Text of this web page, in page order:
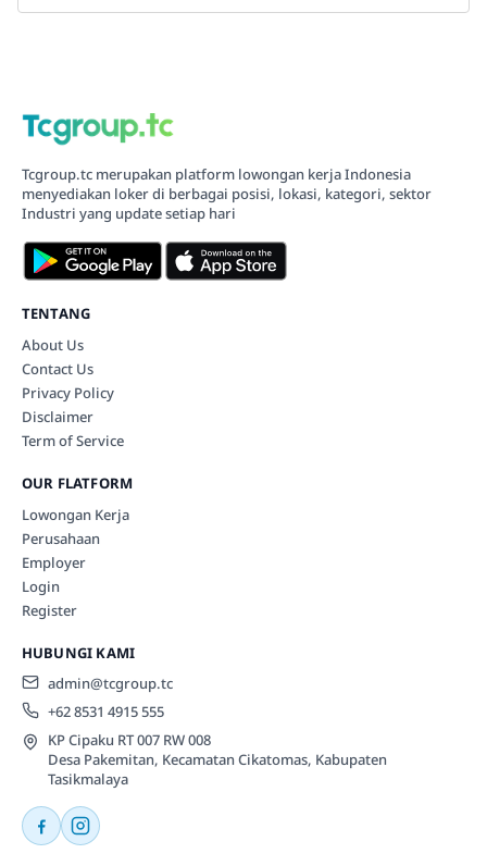
Tcgroup.tc merupakan platform lowongan kerja Indonesia
menyediakan loker di berbagai posisi, lokasi, kategori, sektor
Industri yang update setiap hari
TENTANG
About Us
Contact Us
Privacy Policy
Disclaimer
Term of Service
OUR FLATFORM
Lowongan Kerja
Perusahaan
Employer
Login
Register
HUBUNGI KAMI
admin@tcgroup.tc
+62 8531 4915 555
KP Cipaku RT 007 RW 008
Desa Pakemitan, Kecamatan Cikatomas, Kabupaten
Tasikmalaya